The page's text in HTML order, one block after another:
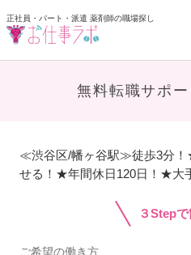
正社員・パート・派遣 薬剤師の職場探し
無料転職サポ
≪渋谷区/幡ヶ谷駅≫徒歩3分！
せる！★年間休日120日！★大
３Stepで
ご希望の働き方